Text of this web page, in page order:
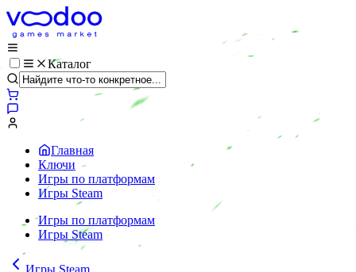
Каталог
Главная
Ключи
Игры по платформам
Игры Steam
Игры по платформам
Игры Steam
Игры Steam